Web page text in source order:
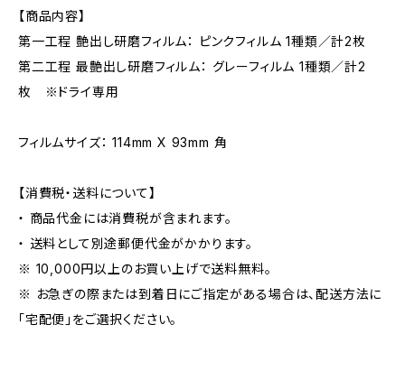
【商品内容】
第一工程 艶出し研磨フィルム： ピンクフィルム 1種類／計2枚
第二工程 最艶出し研磨フィルム： グレーフィルム 1種類／計2
枚 ※ドライ専用
フィルムサイズ： 114mm X 93mm 角
【消費税・送料について】
・ 商品代金には消費税が含まれます。
・ 送料として別途郵便代金がかかります。
※ 10,000円以上のお買い上げで送料無料。
※ お急ぎの際または到着日にご指定がある場合は、配送方法に
「宅配便」をご選択ください。